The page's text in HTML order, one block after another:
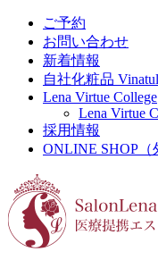
ご予約
お問い合わせ
新着情報
自社化粧品
Lena Virtue College
Lena Virtue
採用情報
ONLINE SHOP（